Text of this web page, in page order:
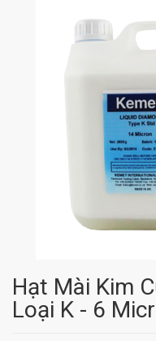
Hạt Mài Kim
Loại K - 6